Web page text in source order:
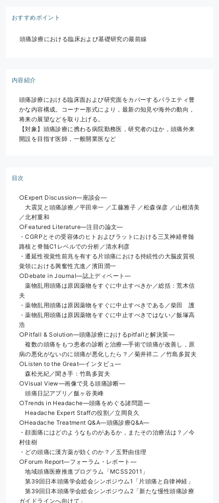
おすすめポイント
頭痛診療における臨床および基礎研究の最前線
内容紹介
頭痛診療における臨床面および研究面をカバーするバラエティ豊
かな内容構成。コーナー形式により，最新の知見や海外の動向，
将来の展望などを取り上げる。
【対象】頭痛診療に携わる病院勤務医，研究者のほか，頭痛外来
開設を目指す医師，一般開業医など
目次
○Expert Discussion―座談会―
大震災と頭痛診療／平田幸一 ／工藤雅子 ／松森保彦 ／山根清美
／北村重和
○Featured Literature―注目の論文―
・CGRPとその受容体のヒトおよびラットにおける三叉神経脊髄
路核と脊髄C1レベルでの分析／清水利彦
・遷延性視覚性前兆を有する片頭痛における持続性の大脳皮質視
覚領における興奮性亢進／濱田潤一
○Debate in Journal―誌上ディベート―
薬物乱用頭痛は原因薬物をすぐに中止すべきか／総括：荒木信
夫
・薬物乱用頭痛は原因薬物をすぐに中止すべきである／柴田　護
・薬物乱用頭痛は原因薬物をすぐに中止すべきではない／飯塚高
浩
○Pitfall & Solution―頭痛診療におけるpitfallと解決策―
複数の頭痛をもつ患者の診断と治療―手術で頭痛が改善し，原
病の悪化がないのに頭痛が悪化したら？／菊井祥二 ／竹島多賀夫
○Listen to the Great―インタビュ―
森松光紀／聞き手：竹島多賀夫
○Visual View―画像で見る頭痛診断―
頭痛日記アプリ／飯ヶ谷美峰
○Trends in Headache―頭痛をめぐる諸問題―
Headache Expert Staffの役割／立岡良久
○Headache Treatment Q&A―頭痛診療Q&A―
・顔面痛にはどのようなものがあるか，またその治療法は？／今
村佳樹
・どの頭痛に漢方薬が効くのか？／五野由佳理
○Forum Report―フォーラム・レポート―
地域頭痛医療推進プログラム「MCSS2011」
第39回日本頭痛学会総会シンポジウム1「片頭痛と自律神経」
第39回日本頭痛学会総会シンポジウム2「新たな慢性頭痛診療
ガイドラインへ向けて」